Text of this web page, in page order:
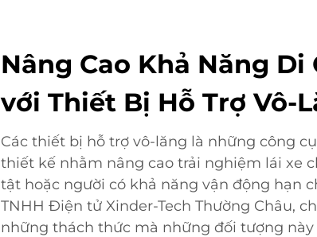
Nâng Cao Khả Năng Di
với Thiết Bị Hỗ Trợ Vô-
Các thiết bị hỗ trợ vô-lăng là những công
thiết kế nhằm nâng cao trải nghiệm lái xe
tật hoặc người có khả năng vận động hạn
TNHH Điện tử Xinder-Tech Thường Châu,
những thách thức mà những đối tượng